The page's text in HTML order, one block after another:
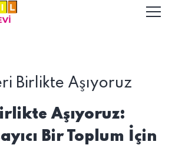
Birlikte Aşıyoruz
Aşıyoruz:
Bir Toplum İçin